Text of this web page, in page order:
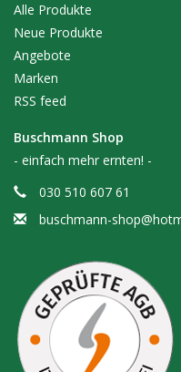
Alle Produkte
Neue Produkte
Angebote
Marken
RSS feed
Buschmann Shop
- einfach mehr ernten! -
030 510 607 61
buschmann-